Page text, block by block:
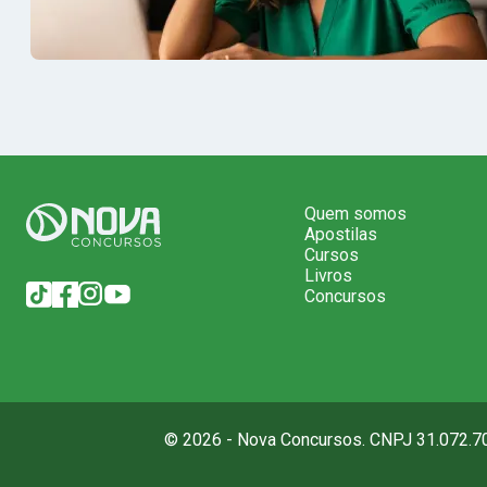
Quem somos
Apostilas
Cursos
Livros
Concursos
© 2026 - Nova Concursos. CNPJ